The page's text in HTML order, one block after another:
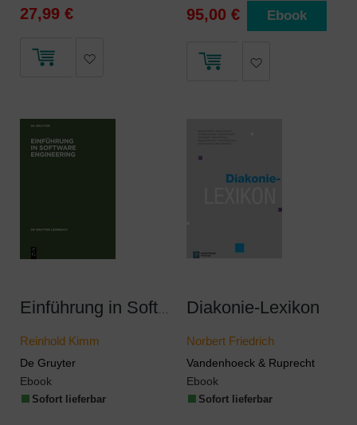
27,99 € 95,00 € Ebook
Reinhold Kimm
De Gruyter
Ebook
Sofort lieferbar
Diakonie-Lexikon
Norbert Friedrich
Vandenhoeck & Ruprecht
Ebook
Sofort lieferbar